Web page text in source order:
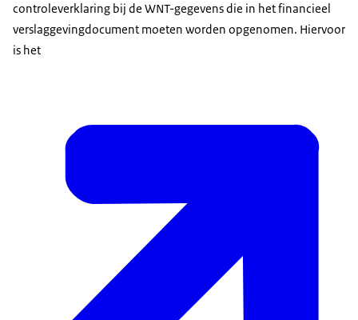
controleverklaring bij de WNT-gegevens die in het financieel
verslaggevingdocument moeten worden opgenomen. Hiervoor
is het